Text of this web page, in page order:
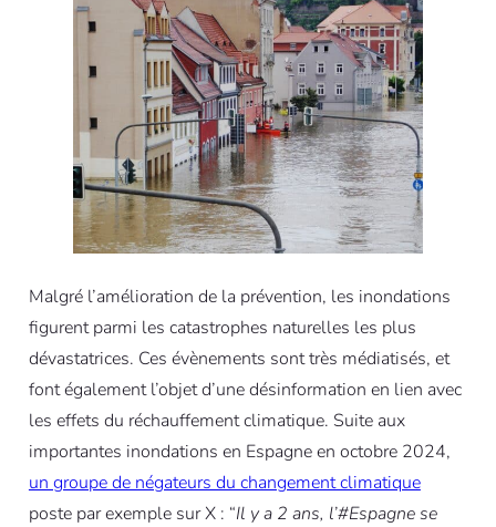
Malgré l’amélioration de la prévention, les inondations
figurent parmi les catastrophes naturelles les plus
dévastatrices. Ces évènements sont très médiatisés, et
font également l’objet d’une désinformation en lien avec
les effets du réchauffement climatique. Suite aux
importantes inondations en Espagne en octobre 2024,
un groupe de négateurs du changement climatique
poste par exemple sur X : “Il y a 2 ans, l’#Espagne se